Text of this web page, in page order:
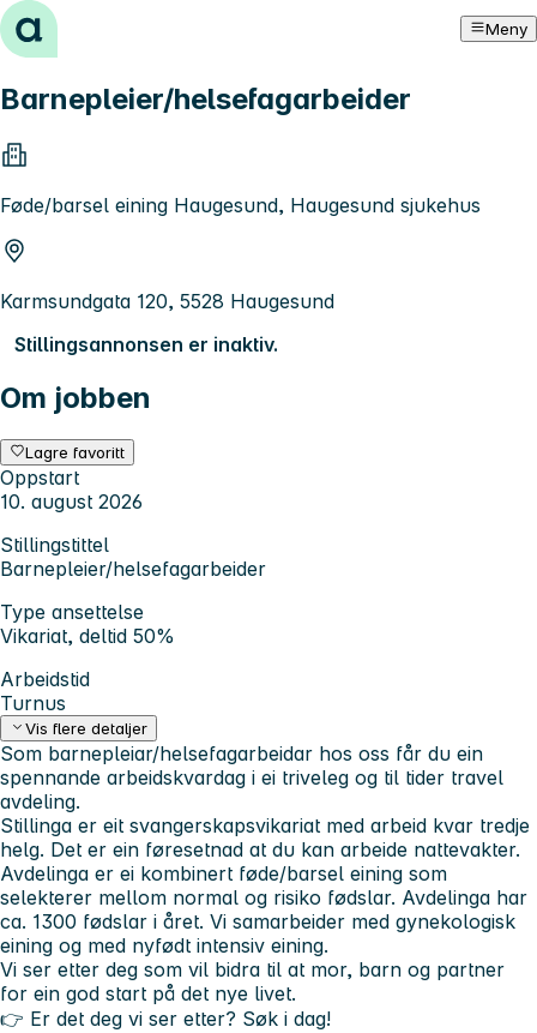
Hopp til innhold Meny
Barnepleier/helsefagarbeider
Føde/barsel eining Haugesund, Haugesund sjukehus
Karmsundgata 120, 5528 Haugesund
Stillingsannonsen er inaktiv.
Om jobben
Lagre favoritt
Oppstart
10. august 2026
Stillingstittel
Barnepleier/helsefagarbeider
Type ansettelse
Vikariat, deltid 50%
Arbeidstid
Turnus
Vis flere detaljer
Som barnepleiar/helsefagarbeidar hos oss får du ein
spennande arbeidskvardag i ei triveleg og til tider travel
avdeling.
Stillinga er eit svangerskapsvikariat med arbeid kvar tredje
helg. Det er ein føresetnad at du kan arbeide nattevakter.
Avdelinga er ei kombinert føde/barsel eining som
selekterer mellom normal og risiko fødslar. Avdelinga har
ca. 1300 fødslar i året. Vi samarbeider med gynekologisk
eining og med nyfødt intensiv eining.
Vi ser etter deg som vil bidra til at mor, barn og partner
for ein god start på det nye livet.
👉 Er det deg vi ser etter? Søk i dag!